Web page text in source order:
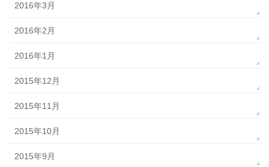
2016年3月
2016年2月
2016年1月
2015年12月
2015年11月
2015年10月
2015年9月